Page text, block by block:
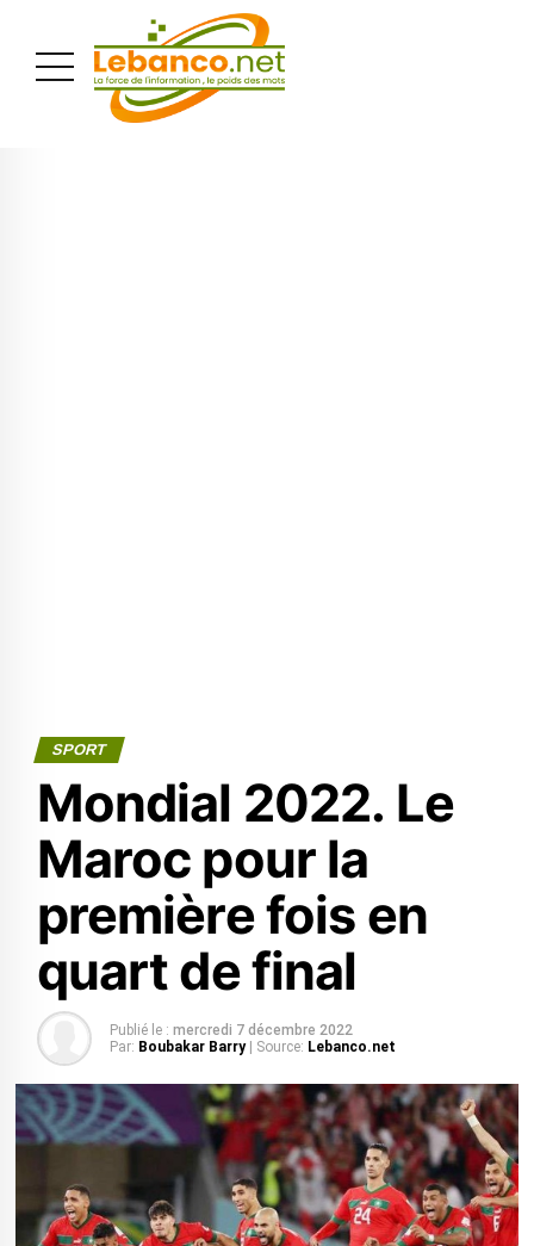
SPORT
Mondial 2022. Le
Maroc pour la
première fois en
quart de final
Publié le : mercredi 7 décembre 2022
Par: Boubakar Barry | Source: Lebanco.net